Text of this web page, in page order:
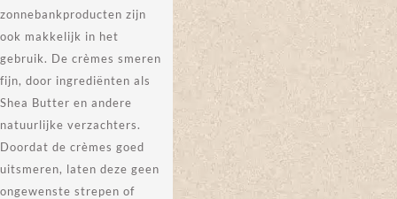
zonnebankproducten zijn
ook makkelijk in het
gebruik. De crèmes smeren
fijn, door ingrediënten als
Shea Butter en andere
natuurlijke verzachters.
Doordat de crèmes goed
uitsmeren, laten deze geen
ongewenste strepen of